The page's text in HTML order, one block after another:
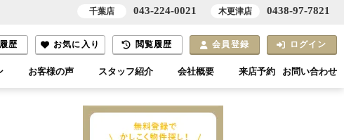
歴 お気に入り 閲覧履歴 会員登録 ログイン
お客様の声 スタッフ紹介 会社概要 来店予約 お問い合わせ
千葉店 043-224-0021 木更津店 0438-97-7821